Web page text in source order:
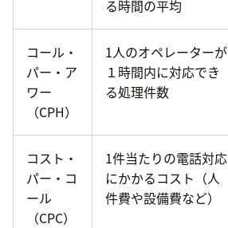
る時間の平均
コール・
パー・ア
ワー
（CPH）
1人のオペレーターが
１時間内に対応でき
る処理件数
コスト・
パー・コ
ール
（CPC）
1件当たりの電話対応
にかかるコスト（人
件費や設備費など）